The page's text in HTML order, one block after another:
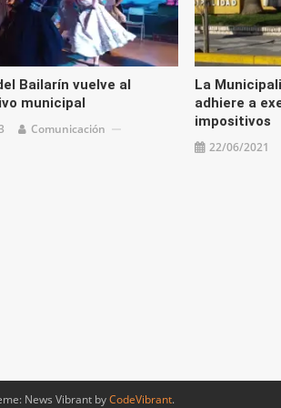
Bailarín vuelve al
municipal
Comunicación
La
adhiere a
impositivos
22/06/2021
News Vibrant byCodeVibrant.